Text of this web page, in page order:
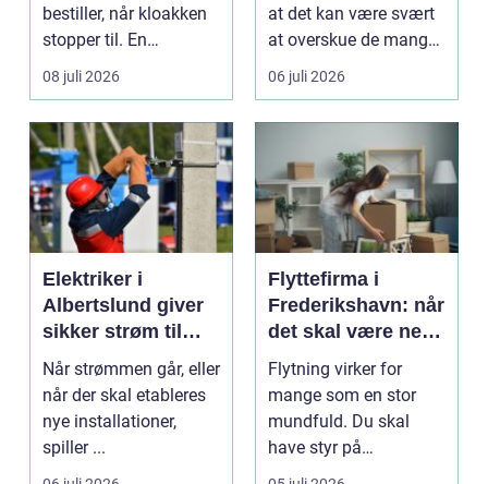
bestiller, når kloakken
stopper til. En
systematisk gennem...
08 juli 2026
at det kan være svært
at overskue de mange
gul...
06 juli 2026
Elektriker i
Albertslund giver
sikker strøm til
danske boliger
Når strømmen går, eller
når der skal etableres
nye installationer,
spiller ...
Flyttefirma i
Frederikshavn: når
det skal være nemt
at komme videre
Flytning virker for
mange som en stor
mundfuld. Du skal
have styr på
nedpakning, tunge